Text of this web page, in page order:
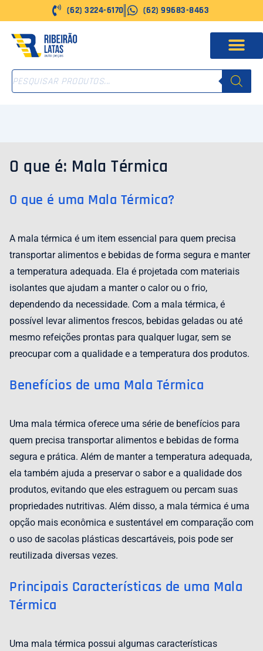
para
conteúdo
(62) 3224-6170 (62) 99683-8463
PESQUISAR
PRODUTOS
O que é: Mala Térmica
O que é uma Mala Térmica?
A mala térmica é um item essencial para quem precisa
transportar alimentos e bebidas de forma segura e manter
a temperatura adequada. Ela é projetada com materiais
isolantes que ajudam a manter o calor ou o frio,
dependendo da necessidade. Com a mala térmica, é
possível levar alimentos frescos, bebidas geladas ou até
mesmo refeições prontas para qualquer lugar, sem se
preocupar com a qualidade e a temperatura dos produtos.
Benefícios de uma Mala Térmica
Uma mala térmica oferece uma série de benefícios para
quem precisa transportar alimentos e bebidas de forma
segura e prática. Além de manter a temperatura adequada,
ela também ajuda a preservar o sabor e a qualidade dos
produtos, evitando que eles estraguem ou percam suas
propriedades nutritivas. Além disso, a mala térmica é uma
opção mais econômica e sustentável em comparação com
o uso de sacolas plásticas descartáveis, pois pode ser
reutilizada diversas vezes.
Principais Características de uma Mala
Térmica
Uma mala térmica possui algumas características